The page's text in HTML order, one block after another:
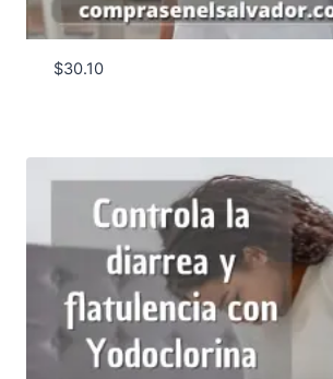
$30.10